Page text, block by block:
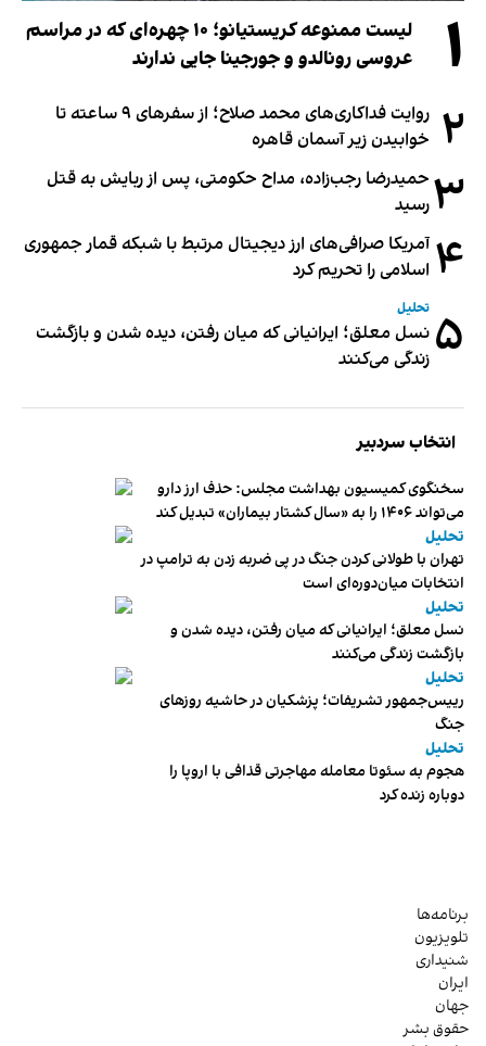
۱
لیست ممنوعه کریستیانو؛ ۱۰ چهره‌ای که در مراسم
عروسی رونالدو و جورجینا جایی ندارند
۲
روایت فداکاری‌های محمد صلاح؛ از سفرهای ۹ ساعته تا
خوابیدن زیر آسمان قاهره
۳ حمیدرضا رجب‌زاده، مداح حکومتی، پس از ربایش به قتل
رسید
۴ آمریکا صرافی‌های ارز دیجیتال مرتبط با شبکه قمار جمهوری
اسلامی را تحریم کرد
۵ تحلیل
نسل معلق؛ ایرانیانی که میان رفتن، دیده شدن و بازگشت
زندگی می‌کنند
انتخاب سردبیر
سخنگوی کمیسیون بهداشت مجلس: حذف ارز دارو
می‌تواند ۱۴۰۶ را به «سال کشتار بیماران» تبدیل کند
تحلیل
تهران با طولانی کردن جنگ در پی ضربه زدن به ترامپ در
انتخابات میان‌دوره‌ای است
تحلیل
نسل معلق؛ ایرانیانی که میان رفتن، دیده شدن و
بازگشت زندگی می‌کنند
تحلیل
رییس‌جمهور تشریفات؛ پزشکیان در حاشیه روزهای
جنگ
تحلیل
هجوم به سئوتا معامله مهاجرتی قذافی با اروپا را
دوباره زنده کرد
برنامه‌ها
تلویزیون
شنیداری
ایران
جهان
حقوق بشر